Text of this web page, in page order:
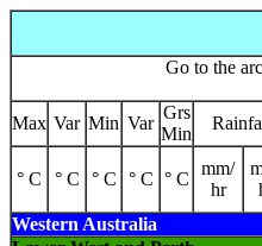
Go to the
Max Var Min Var
Grs
Min
° C ° C ° C ° C ° C
mm/
hr
Western Australia